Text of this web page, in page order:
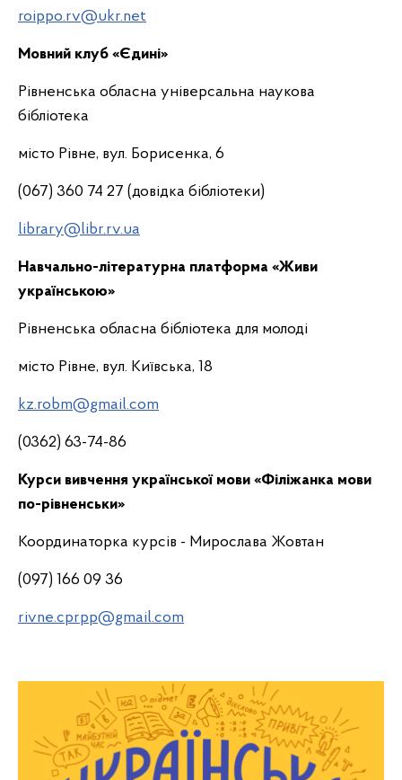
roippo.rv@ukr.net
Мовний клуб «Єдині»
Рівненська обласна універсальна наукова
бібліотека
місто Рівне, вул. Борисенка, 6
(067) 360 74 27 (довідка бібліотеки)
library@libr.rv.ua
Навчально-літературна платформа «Живи
українською»
Рівненська обласна бібліотека для молоді
місто Рівне, вул. Київська, 18
kz.robm@gmail.com
(0362) 63-74-86
Курси вивчення української мови «Філіжанка мови
по-рівненськи»
Координаторка курсів - Мирослава Жовтан
(097) 166 09 36
rivne.cprpp@gmail.com